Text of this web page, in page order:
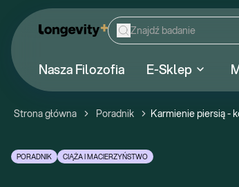
Nasza Filozofia E-Sklep
Strona główna Poradnik Karmienie piersią -
PORADNIK CIĄŻA I MACIERZYŃSTWO